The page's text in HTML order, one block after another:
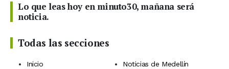
Lo que leas hoy en minuto30, mañana será
noticia.
Todas las secciones
Inicio
Noticias de Medellín